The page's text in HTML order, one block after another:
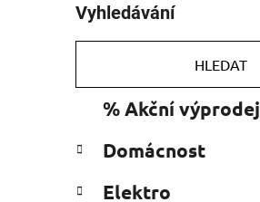
o
s
r
n
í
Vyhledávání
HLEDAT
kategorie
e
o
% Akční výprodej
Domácnost
Elektro